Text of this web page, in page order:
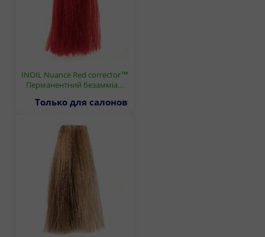
INOIL Nuance Red corrector™
Перманентний безамміа…
Только для салонов